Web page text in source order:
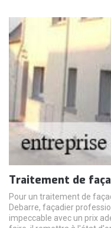
Traitement de
Pour un traitement de
Debarre, façadier
impeccable avec un prix